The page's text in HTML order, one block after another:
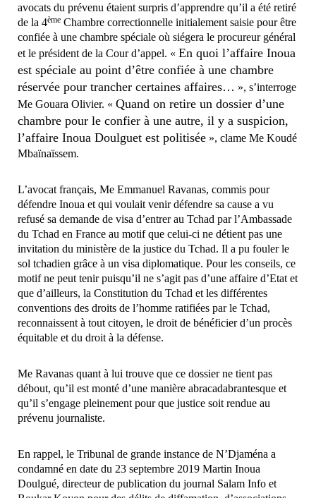
avocats du prévenu étaient surpris d’apprendre qu’il a été retiré
de la 4ème Chambre correctionnelle initialement saisie pour être
confiée à une chambre spéciale où siégera le procureur général
et le président de la Cour d’appel. « En quoi l’affaire Inoua
est spéciale au point d’être confiée à une chambre
réservée pour trancher certaines affaires… », s’interroge
Me Gouara Olivier. « Quand on retire un dossier d’une
chambre pour le confier à une autre, il y a suspicion,
l’affaire Inoua Doulguet est politisée », clame Me Koudé
Mbaïnaïssem.
L’avocat français, Me Emmanuel Ravanas, commis pour
défendre Inoua et qui voulait venir défendre sa cause a vu
refusé sa demande de visa d’entrer au Tchad par l’Ambassade
du Tchad en France au motif que celui-ci ne détient pas une
invitation du ministère de la justice du Tchad. Il a pu fouler le
sol tchadien grâce à un visa diplomatique. Pour les conseils, ce
motif ne peut tenir puisqu’il ne s’agit pas d’une affaire d’Etat et
que d’ailleurs, la Constitution du Tchad et les différentes
conventions des droits de l’homme ratifiées par le Tchad,
reconnaissent à tout citoyen, le droit de bénéficier d’un procès
équitable et du droit à la défense.
Me Ravanas quant à lui trouve que ce dossier ne tient pas
débout, qu’il est monté d’une manière abracadabrantesque et
qu’il s’engage pleinement pour que justice soit rendue au
prévenu journaliste.
En rappel, le Tribunal de grande instance de N’Djaména a
condamné en date du 23 septembre 2019 Martin Inoua
Doulgué, directeur de publication du journal Salam Info et